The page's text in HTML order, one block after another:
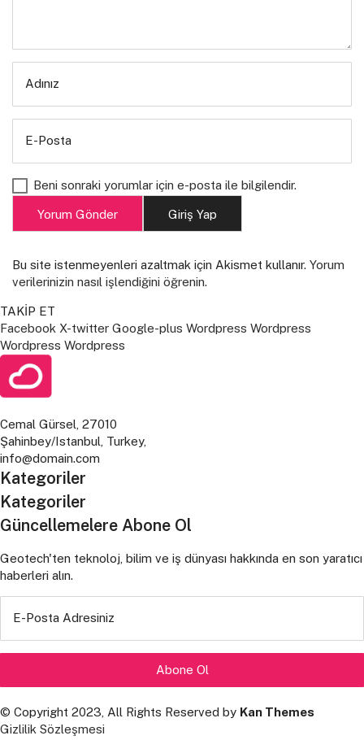
Adınız
E-Posta
Beni sonraki yorumlar için e-posta ile bilgilendir.
Yorum Gönder Giriş Yap
Bu site istenmeyenleri azaltmak için Akismet kullanır. Yorum
verilerinizin nasıl işlendiğini öğrenin.
TAKİP ET
Facebook X-twitter Google-plus Wordpress Wordpress
Wordpress Wordpress
Cemal Gürsel, 27010
Şahinbey/Istanbul, Turkey,
info@domain.com
Kategoriler
Kategoriler
Güncellemelere Abone Ol
Geotech'ten teknoloj, bilim ve iş dünyası hakkında en son yaratıcı
haberleri alın.
E-Posta Adresiniz
© Copyright 2023, All Rights Reserved by Kan Themes
Gizlilik Sözleşmesi